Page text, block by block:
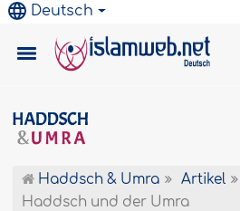
Deutsch
Haddsch & Umra Artikel
Haddsch und der Umra